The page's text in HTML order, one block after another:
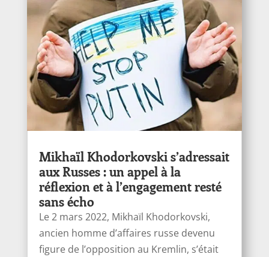
Mikhaïl Khodorkovski s’adressait
aux Russes : un appel à la
réflexion et à l’engagement resté
sans écho
Le 2 mars 2022, Mikhaïl Khodorkovski,
ancien homme d’affaires russe devenu
figure de l’opposition au Kremlin, s’était